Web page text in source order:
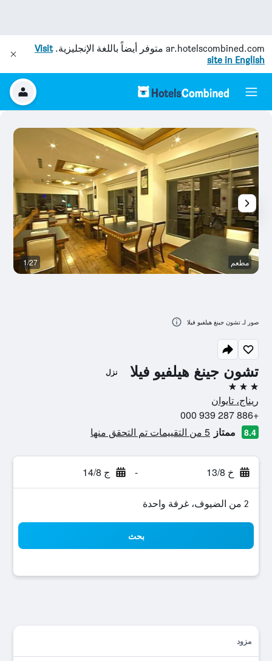
ar.hotelscombined.com متوفر أيضاً باللغة الإنجليزية.Visit
site in English
تشون جينغ هيلفيو فيلا نزل
3 نجوم
ريناج، تايوان
+886 287 939 000
8.4 ممتاز 5 من التقييمات تم التحقق منها
خ 13/8 - ج 14/8
2 من الضيوف، غرفة واحدة
بحث
مزود
مطعم 1/27
صور لـ تشون جينغ هيلفيو فيلا